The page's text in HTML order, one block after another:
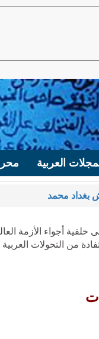
العربية
بغداد محمد
أجواء الأزمة
من التحولات